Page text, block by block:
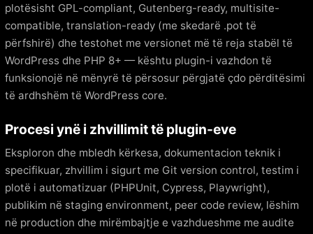
plotësisht GPL-compliant, Gutenberg-ready, multisite-
compatible, translation-ready (me skedarë .pot të
përfshirë) dhe testohet me versionet më të reja stabël të
WordPress dhe PHP 8+ — kështu plugin-i vazhdon të
funksionojë në mënyrë të përsosur përgjatë çdo përditësimi
të ardhshëm të WordPress core.
Procesi ynë i zhvillimit të plugin-eve
Eksploron dhe mbledh kërkesa, dokumentacion teknik i
specifikuar, zhvillim i sigurt me Git version control, testim i
plotë i automatizuar (PHPUnit, Cypress, Playwright),
publikim në staging environment, peer code review, lëshim
në production dhe mirëmbajtje e vazhdueshme me audite